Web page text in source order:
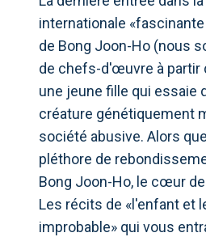
internationale
de Bong Joon-Ho (nous
de chefs-d'œuvre à partir
une jeune fille qui essaie
créature génétiquement
société abusive. Alors
pléthore de
Bong Joon-Ho, le cœur
Les récits de «l'enfant et
improbable» qui vous